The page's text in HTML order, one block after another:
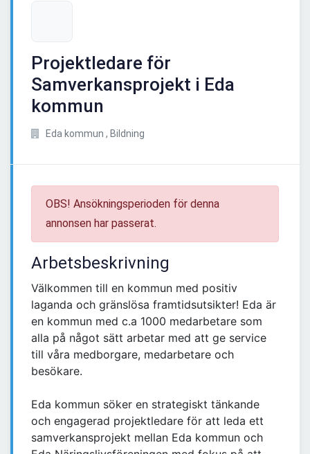
Projektledare för
Samverkansprojekt i Eda
kommun
Eda kommun , Bildning
OBS! Ansökningsperioden för denna
annonsen har passerat.
Arbetsbeskrivning
Välkommen till en kommun med positiv
laganda och gränslösa framtidsutsikter! Eda är
en kommun med c.a 1000 medarbetare som
alla på något sätt arbetar med att ge service
till våra medborgare, medarbetare och
besökare.
Eda kommun söker en strategiskt tänkande
och engagerad projektledare för att leda ett
samverkansprojekt mellan Eda kommun och